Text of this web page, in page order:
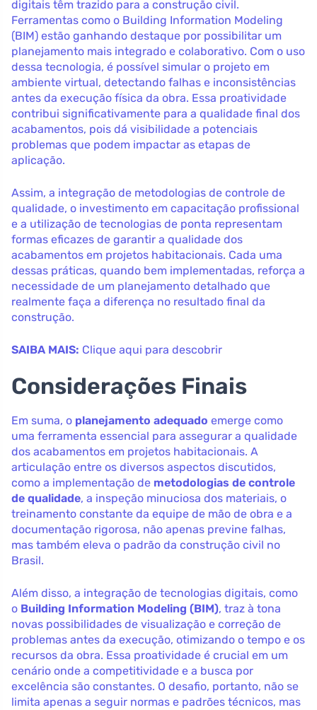
digitais têm trazido para a construção civil.
Ferramentas como o Building Information Modeling
(BIM) estão ganhando destaque por possibilitar um
planejamento mais integrado e colaborativo. Com o uso
dessa tecnologia, é possível simular o projeto em
ambiente virtual, detectando falhas e inconsistências
antes da execução física da obra. Essa proatividade
contribui significativamente para a qualidade final dos
acabamentos, pois dá visibilidade a potenciais
problemas que podem impactar as etapas de
aplicação.
Assim, a integração de metodologias de controle de
qualidade, o investimento em capacitação profissional
e a utilização de tecnologias de ponta representam
formas eficazes de garantir a qualidade dos
acabamentos em projetos habitacionais. Cada uma
dessas práticas, quando bem implementadas, reforça a
necessidade de um planejamento detalhado que
realmente faça a diferença no resultado final da
construção.
SAIBA MAIS: Clique aqui para descobrir
Considerações Finais
Em suma, o planejamento adequado emerge como
uma ferramenta essencial para assegurar a qualidade
dos acabamentos em projetos habitacionais. A
articulação entre os diversos aspectos discutidos,
como a implementação de metodologias de controle
de qualidade, a inspeção minuciosa dos materiais, o
treinamento constante da equipe de mão de obra e a
documentação rigorosa, não apenas previne falhas,
mas também eleva o padrão da construção civil no
Brasil.
Além disso, a integração de tecnologias digitais, como
o Building Information Modeling (BIM), traz à tona
novas possibilidades de visualização e correção de
problemas antes da execução, otimizando o tempo e os
recursos da obra. Essa proatividade é crucial em um
cenário onde a competitividade e a busca por
excelência são constantes. O desafio, portanto, não se
limita apenas a seguir normas e padrões técnicos, mas